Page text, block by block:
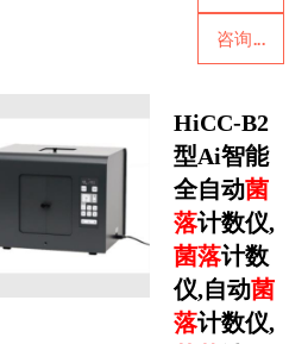
咨询...
HiCC-B2
型Ai智能
全自动菌
落计数仪,
菌落计数
仪,自动菌
落计数仪,